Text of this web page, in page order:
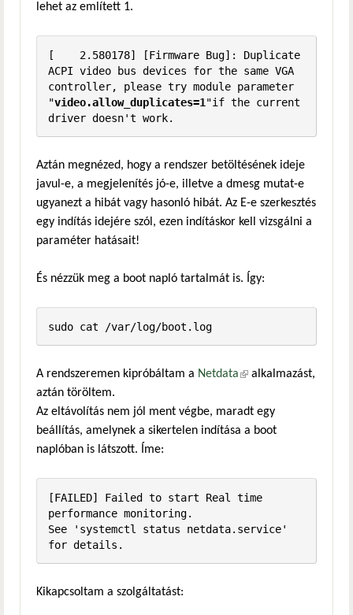
lehet az említett 1.
[    2.580178] [Firmware Bug]: Duplicate
ACPI video bus devices for the same VGA
controller, please try module parameter
"video.allow_duplicates=1 "if the current
driver doesn't work.
Aztán megnézed, hogy a rendszer betöltésének ideje
javul-e, a megjelenítés jó-e, illetve a dmesg mutat-e
ugyanezt a hibát vagy hasonló hibát. Az E-e szerkesztés
egy indítás idejére szól, ezen indításkor kell vizsgálni a
paraméter hatásait!
És nézzük meg a boot napló tartalmát is. Így:
sudo cat /var/log/boot.log
A rendszeremen kipróbáltam a Netdata(külső hivatkozás)
alkalmazást,
aztán töröltem.
Az eltávolítás nem jól ment végbe, maradt egy
beállítás, amelynek a sikertelen indítása a boot
naplóban is látszott. Íme:
[FAILED] Failed to start Real time
performance monitoring.
See 'systemctl status netdata.service'
for details.
Kikapcsoltam a szolgáltatást: